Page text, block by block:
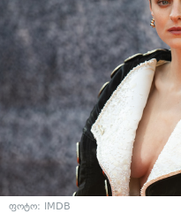
ფოტო: IMDB